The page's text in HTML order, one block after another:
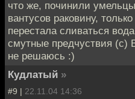
что же, починили
вантусов раковину,
перестала сливаться
смутные предчуствия (с)
не решаюсь :)
Кудлатый »
#9 | 22.11.04 14:36